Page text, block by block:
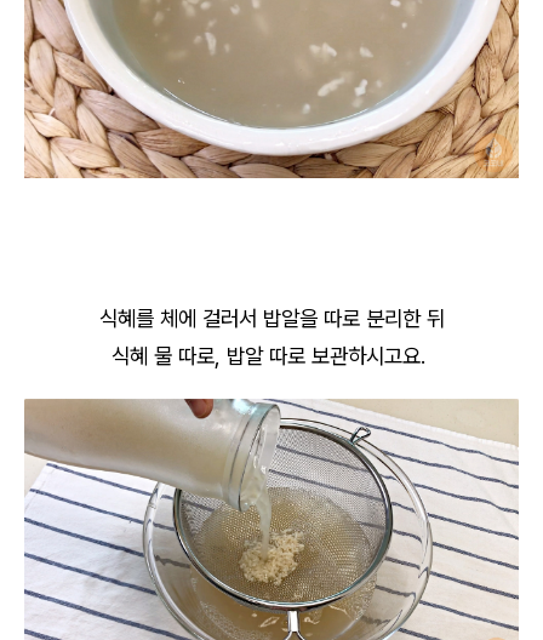
식혜를 체에 걸러서 밥알을 따로 분리한 뒤
식혜 물 따로, 밥알 따로 보관하시고요.